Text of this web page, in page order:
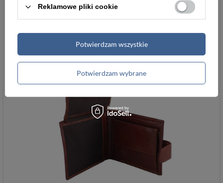
Reklamowe pliki cookie
Potwierdzam wybrane
Potwierdzam wszystkie